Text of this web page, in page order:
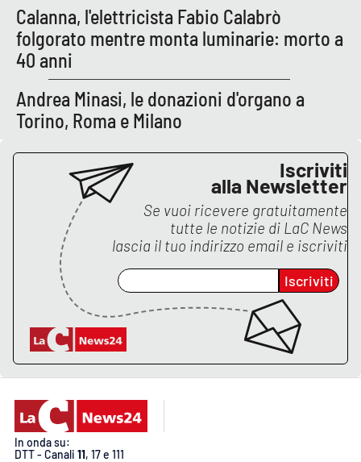
APP
Android
Apple
Calanna, l'elettricista Fabio Calabrò
folgorato mentre monta luminarie: morto a
40 anni
Andrea Minasi, le donazioni d'organo a
Torino, Roma e Milano
Iscriviti
alla Newsletter
Se vuoi ricevere gratuitamente
tutte le notizie di LaC News
lascia il tuo indirizzo email e iscriviti
Iscriviti
In onda su:
DTT - Canali 11, 17 e 111